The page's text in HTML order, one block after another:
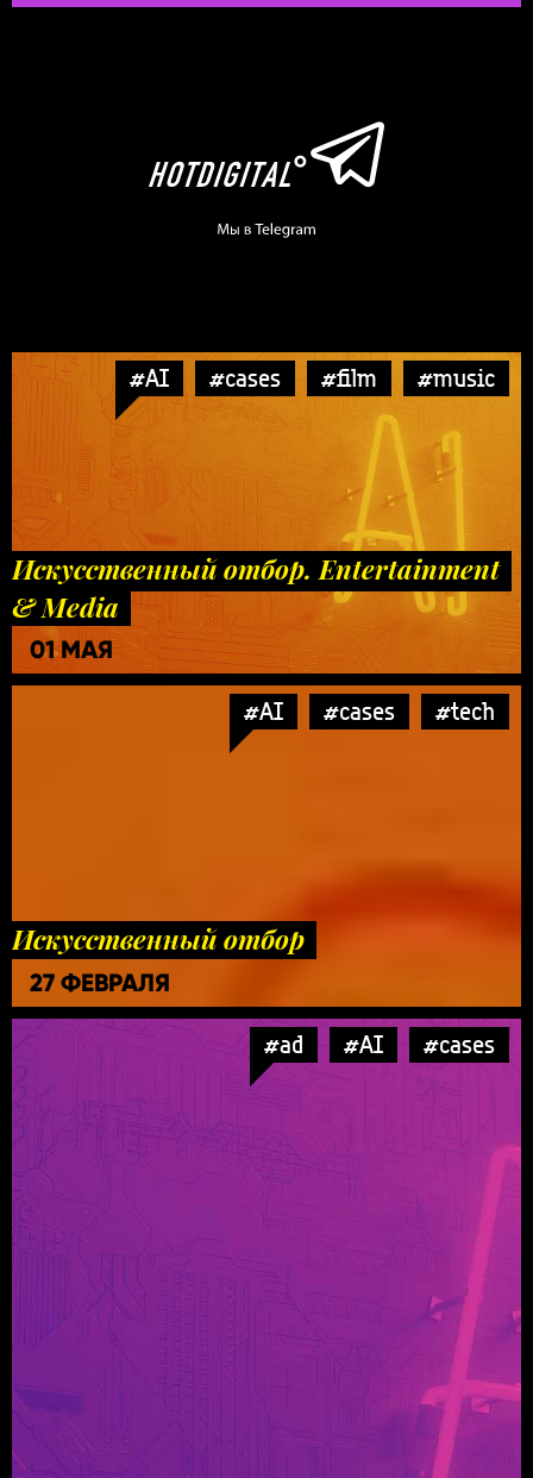
#AI #cases #film #music
Искусственный отбор. Entertainment
& Media
01 МАЯ
#AI #cases #tech
Искусственный отбор
27 ФЕВРАЛЯ
#ad #AI #cases